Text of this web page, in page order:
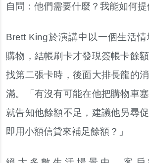
自問：他們需要什麼？我能如何提
Brett King於演講中以一個生活
購物，結帳刷卡才發現簽帳卡餘
找第二張卡時，後面大排長龍的
滿。「有沒有可能在他把購物車
就告知他餘額不足，建議他另尋
即用小額信貸來補足餘額？」